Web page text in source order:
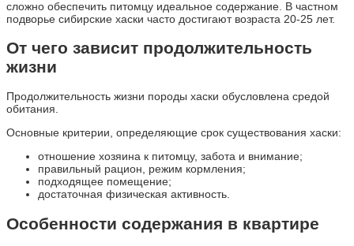
сложно обеспечить питомцу идеальное содержание. В частном
подворье сибирские хаски часто достигают возраста 20-25 лет.
От чего зависит продолжительность
жизни
Продолжительность жизни породы хаски обусловлена средой
обитания.
Основные критерии, определяющие срок существования хаски:
отношение хозяина к питомцу, забота и внимание;
правильный рацион, режим кормления;
подходящее помещение;
достаточная физическая активность.
Особенности содержания в квартире